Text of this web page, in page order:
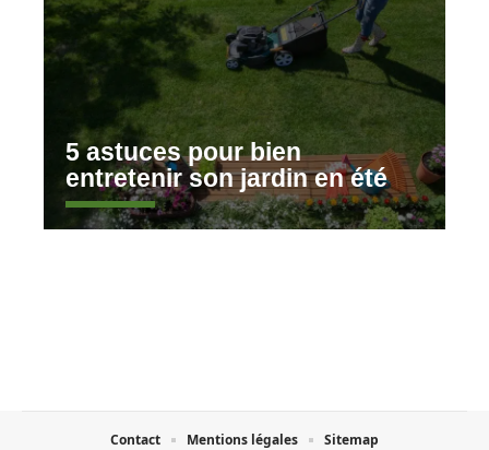
5 astuces pour bien
entretenir son jardin en été
Contact Mentions légales Sitemap